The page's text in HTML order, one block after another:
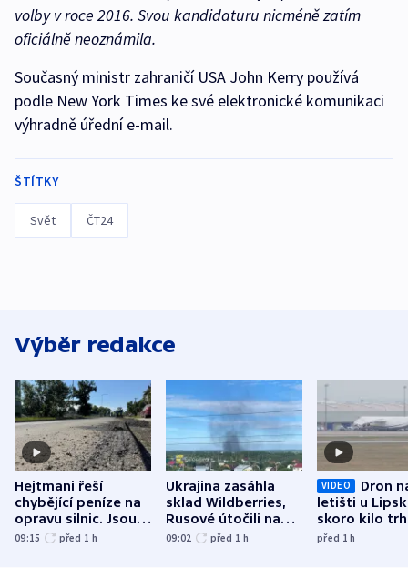
volby v roce 2016. Svou kandidaturu nicméně zatím
oficiálně neoznámila.
Současný ministr zahraničí USA John Kerry používá
podle New York Times ke své elektronické komunikaci
výhradně úřední e-mail.
ŠTÍTKY
Svět ČT24
Výběr redakce
Hejtmani řeší
chybějící peníze na
opravu silnic. Jsou
nenárokové, namítá
09:15 před 1 h
Ukrajina zasáhla
sklad Wildberries,
Rusové útočili na
trh, hasiče či
09:02 před 1 h
VIDEO
Dron
letišti u
skoro kilo
indicie
před 1h